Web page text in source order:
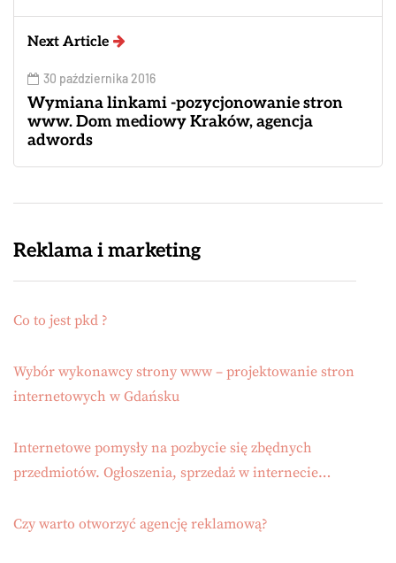
Next Article
30 października 2016
Wymiana linkami -pozycjonowanie stron
www. Dom mediowy Kraków, agencja
adwords
Reklama i marketing
Co to jest pkd ?
Wybór wykonawcy strony www – projektowanie stron
internetowych w Gdańsku
Internetowe pomysły na pozbycie się zbędnych
przedmiotów. Ogłoszenia, sprzedaż w internecie…
Czy warto otworzyć agencję reklamową?